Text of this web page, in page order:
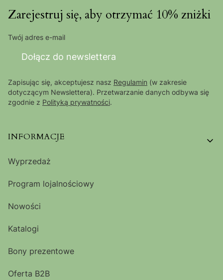
Zarejestruj się, aby otrzymać 10% zniżki
Twój adres e-mail
Dołącz do newslettera
Zapisując się, akceptujesz nasz Regulamin (w zakresie
dotyczącym Newslettera). Przetwarzanie danych odbywa się
zgodnie z Polityką prywatności.
Linki w stopce
INFORMACJE
Wyprzedaż
Program lojalnościowy
Nowości
Katalogi
Bony prezentowe
Oferta B2B